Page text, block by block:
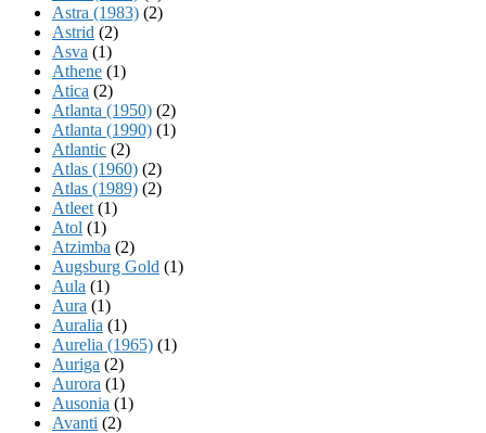
Astra (1983) (2)
Astrid (2)
Asva (1)
Athene (1)
Atica (2)
Atlanta (1950) (2)
Atlanta (1990) (1)
Atlantic (2)
Atlas (1960) (2)
Atlas (1989) (2)
Atleet (1)
Atol (1)
Atzimba (2)
Augsburg Gold (1)
Aula (1)
Aura (1)
Auralia (1)
Aurelia (1965) (1)
Auriga (2)
Aurora (1)
Ausonia (1)
Avanti (2)